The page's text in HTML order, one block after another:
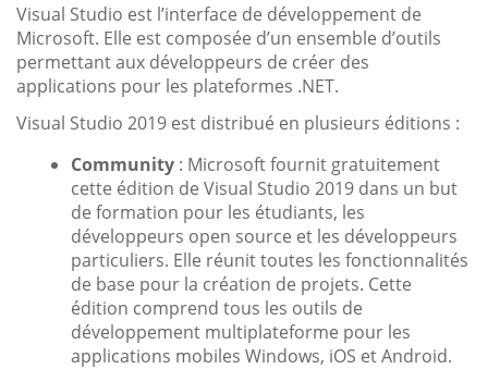
Visual Studio est l’interface de développement de
Microsoft. Elle est composée d’un ensemble d’outils
permettant aux développeurs de créer des
applications pour les plateformes .NET.
Visual Studio 2019 est distribué en plusieurs éditions :
Community : Microsoft fournit gratuitement
cette édition de Visual Studio 2019 dans un but
de formation pour les étudiants, les
développeurs open source et les développeurs
particuliers. Elle réunit toutes les fonctionnalités
de base pour la création de projets. Cette
édition comprend tous les outils de
développement multiplateforme pour les
applications mobiles Windows, iOS et Android.